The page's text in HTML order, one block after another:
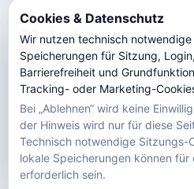
23. Änderungen dieser
Datenschutzerklärung
Diese Datenschutzerklärung kann
sich Funktionen der Plattform,
Die jeweils aktuelle Version ist
einsehbar.
Cookies & Datenschutz
Wir nutzen technisch
Speicherungen für Sitzung,
Barrierefreiheit und
Tracking- oder Marketing-
Bei „Ablehnen“ wird keine
der Hinweis wird nur für diese
Technisch notwendige Sitzungs-
lokale Speicherungen können
erforderlich sein.